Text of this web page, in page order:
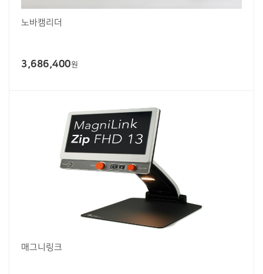
노바캠리더
3,686,400원
매그니링크